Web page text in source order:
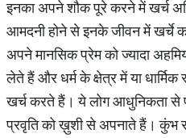
इनका अपने शौक पूरे करने में खर्च
आमदनी होने से इनके जीवन में खर्चे
अपने मानसिक प्रेम को ज्यादा
लेते हैं और धर्म के क्षेत्र में या
खर्च करते हैं। ये लोग आधुनिकता से
प्रवृति को ख़ुशी से अपनाते हैं। कुंभ